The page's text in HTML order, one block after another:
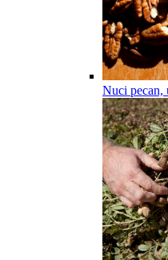
Nuci pecan,